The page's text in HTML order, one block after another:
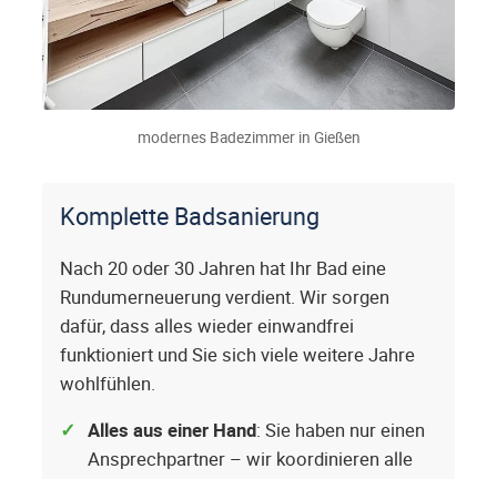
modernes Badezimmer in Gießen
Komplette Badsanierung
Nach 20 oder 30 Jahren hat Ihr Bad eine
Rundumerneuerung verdient. Wir sorgen
dafür, dass alles wieder einwandfrei
funktioniert und Sie sich viele weitere Jahre
wohlfühlen.
Alles aus einer Hand: Sie haben nur einen
Ansprechpartner – wir koordinieren alle